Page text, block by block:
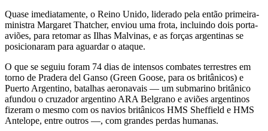
Quase imediatamente, o Reino Unido, liderado pela então primeira-
ministra Margaret Thatcher, enviou uma frota, incluindo dois porta-
aviões, para retomar as Ilhas Malvinas, e as forças argentinas se
posicionaram para aguardar o ataque.
O que se seguiu foram 74 dias de intensos combates terrestres em
torno de Pradera del Ganso (Green Goose, para os britânicos) e
Puerto Argentino, batalhas aeronavais — um submarino britânico
afundou o cruzador argentino ARA Belgrano e aviões argentinos
fizeram o mesmo com os navios britânicos HMS Sheffield e HMS
Antelope, entre outros —, com grandes perdas humanas.